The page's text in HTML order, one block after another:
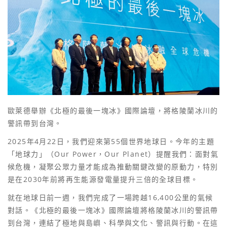
歐萊德舉辦《北極的最後一塊冰》國際論壇，將格陵蘭冰川的
警訊帶到台灣。
2025年4月22日，我們迎來第55個世界地球日。今年的主題
「地球力」（Our Power，Our Planet）提醒我們：面對氣
候危機，凝聚公眾力量才能成為推動關鍵改變的原動力，特別
是在2030年前將再生能源發電量提升三倍的全球目標。
就在地球日前一週，我們完成了一場跨越16,400公里的氣候
對話。《北極的最後一塊冰》國際論壇將格陵蘭冰川的警訊帶
到台灣，連結了極地與島嶼、科學與文化、警訊與行動。在這